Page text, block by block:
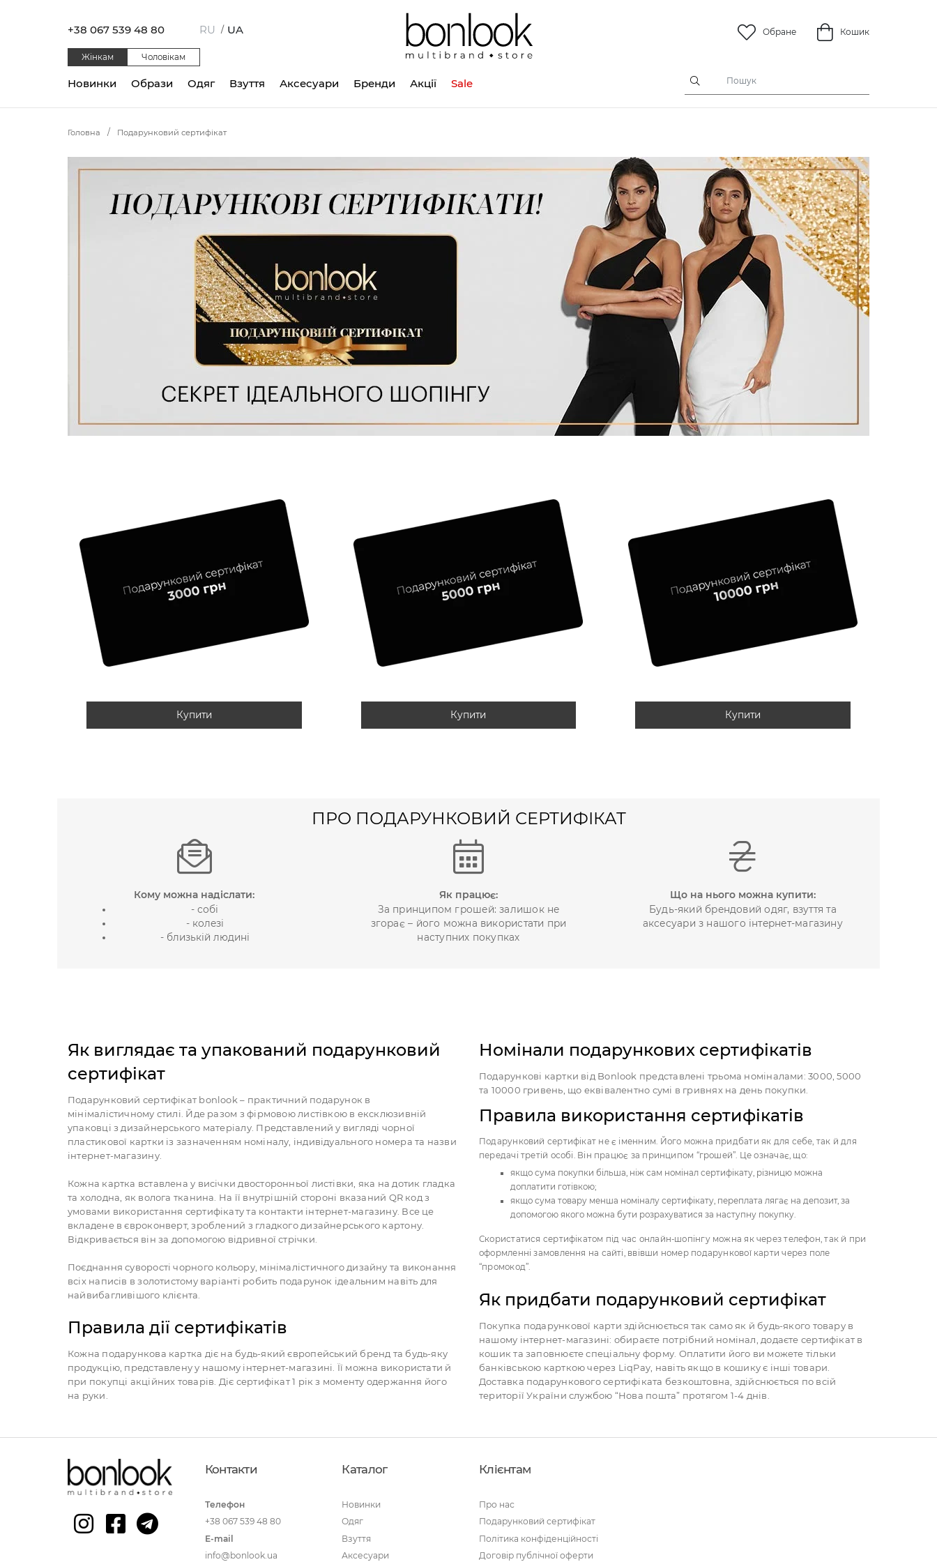
+38 067 539 48 80 RU / UA Обране Кошик
Жінкам Чоловікам
Одяг Взуття Аксесуари
Новинки Образи Бренди Акції Sale
Головна Подарунковий сертифікат
Купити Купити Купити
ПРО ПОДАРУНКОВИЙ СЕРТИФІКАТ
Кому можна надіслати:
- собі
- колезі
- близькій людині
Як працює:
За принципом грошей: залишок не
згорає – його можна використати при
наступних покупках
Що на нього можна купити:
Будь-який брендовий одяг, взуття та
аксесуари з нашого інтернет-магазину
Як виглядає та упакований подарунковий
сертифікат
Подарунковий сертифікат bonlook – практичний подарунок в
мінімалістичному стилі. Йде разом з фірмовою листівкою в ексклюзивній
упаковці з дизайнерського матеріалу. Представлений у вигляді чорної
пластикової картки із зазначенням номіналу, індивідуального номера та назви
інтернет-магазину.
Кожна картка вставлена у висічки двосторонньої листівки, яка на дотик гладка
та холодна, як волога тканина. На її внутрішній стороні вказаний QR код з
умовами використання сертифікату та контакти інтернет-магазину. Все це
вкладене в євроконверт, зроблений з гладкого дизайнерського картону.
Відкривається він за допомогою відривної стрічки.
Поєднання суворості чорного кольору, мінімалістичного дизайну та виконання
всіх написів в золотистому варіанті робить подарунок ідеальним навіть для
найвибагливішого клієнта.
Правила дії сертифікатів
Кожна подарункова картка діє на будь-який європейський бренд та будь-яку
продукцію, представлену у нашому інтернет-магазині. Її можна використати й
при покупці акційних товарів. Діє сертифікат 1 рік з моменту одержання його
на руки.
Номінали подарункових сертифікатів
Подарункові картки від Bonlook представлені трьома номіналами: 3000, 5000
та 10000 гривень, що еквівалентно сумі в гривнях на день покупки.
Правила використання сертифікатів
Подарунковий сертифікат не є іменним. Його можна придбати як для себе, так й для
передачі третій особі. Він працює за принципом “грошей”. Це означає, що:
якщо сума покупки більша, ніж сам номінал сертифікату, різницю можна
доплатити готівкою;
якщо сума товару менша номіналу сертифікату, переплата лягає на депозит, за
допомогою якого можна бути розрахуватися за наступну покупку.
Скористатися сертифікатом під час онлайн-шопінгу можна як через телефон, так й при
оформленні замовлення на сайті, ввівши номер подарункової карти через поле
“промокод”.
Як придбати подарунковий сертифікат
Покупка подарункової карти здійснюється так само як й будь-якого товару в
нашому інтернет-магазині: обираєте потрібний номінал, додаєте сертифікат в
кошик та заповнюєте спеціальну форму. Оплатити його ви можете тільки
банківською карткою через LiqPay, навіть якщо в кошику є інші товари.
Доставка подарункового сертифіката безкоштовна, здійснюється по всій
території України службою “Нова пошта” протягом 1-4 днів.
Контакти
Телефон
+38 067 539 48 80
E-mail
info@bonlook.ua
Каталог
Новинки
Одяг
Взуття
Аксесуари
Клієнтам
Про нас
Подарунковий сертифікат
Політика конфіденційності
Договір публічної оферти